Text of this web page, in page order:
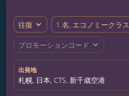
往復 expand_more 1 名, エコノミークラス
プロモーションコード expand_more
出発地
札幌, 日本, CTS, 新千歳空港